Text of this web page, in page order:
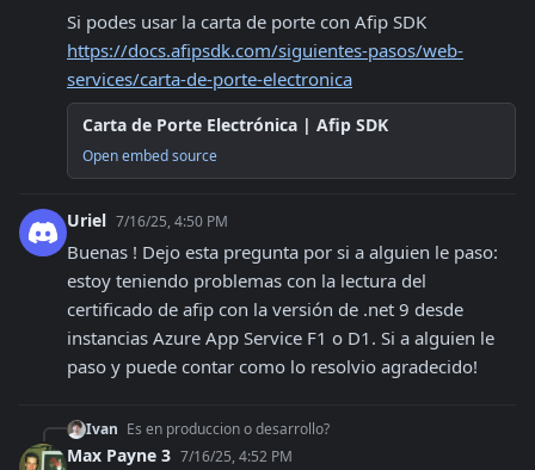
https://docs.afipsdk.com/siguientes-pasos/web-
services/carta-de-porte-electronica
Carta de Porte Electrónica | Afip SDK
Open embed source
Uriel 7/16/25, 4:50 PM
Buenas ! Dejo esta pregunta por si a alguien le paso:
estoy teniendo problemas con la lectura del
certificado de afip con la versión de .net 9 desde
instancias Azure App Service F1 o D1. Si a alguien le
paso y puede contar como lo resolvio agradecido!
Ivan Es en produccion o desarrollo?
Max Payne 3 7/16/25, 4:52 PM